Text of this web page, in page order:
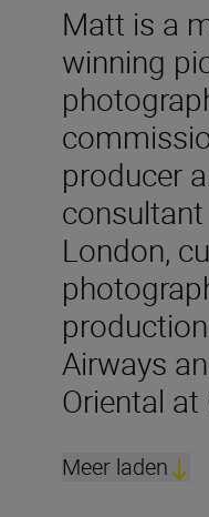
Matt is a
winning
producer
London,
Airways
Oriental at
Meer laden